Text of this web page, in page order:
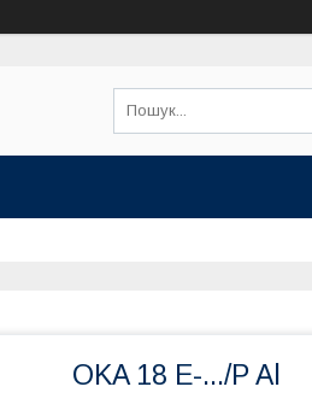
OKA 18 E-.../P Al